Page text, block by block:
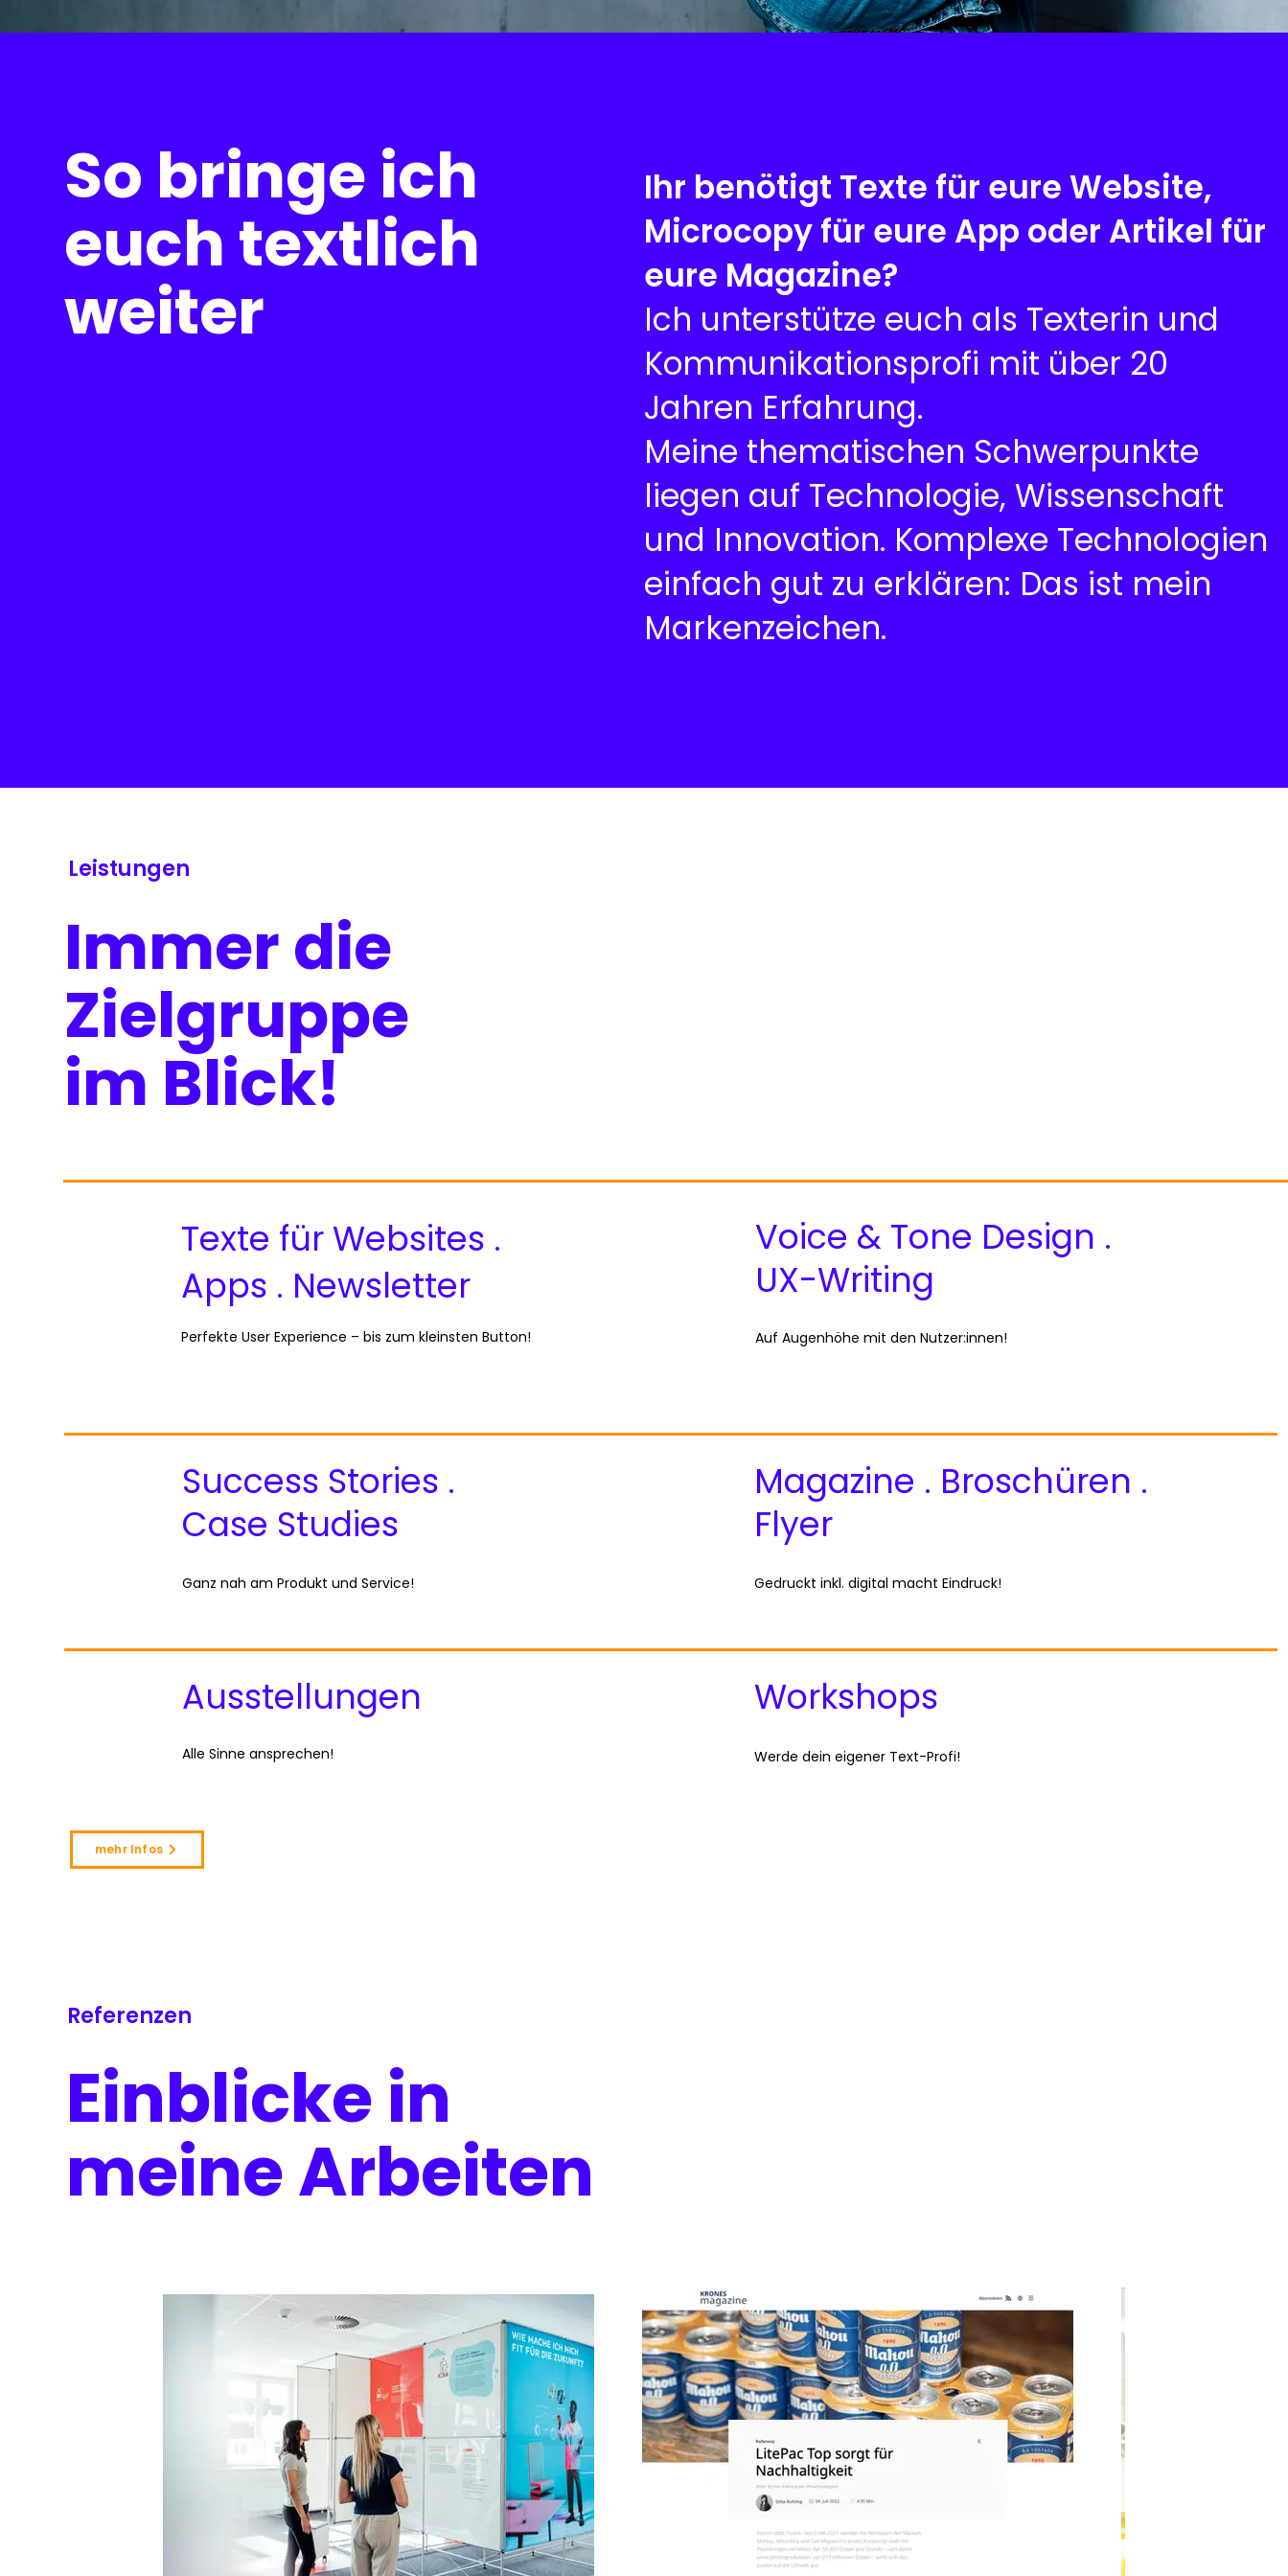
So bringe ich
euch textlich
weiter
Ihr benötigt Texte für eure Website,
Microcopy für eure App oder Artikel für
eure Magazine?
Ich unterstütze euch als Texterin und
Kommunikationsprofi mit über 20
Jahren Erfahrung.
Meine thematischen Schwerpunkte
liegen auf Technologie, Wissenschaft
und Innovation. Komplexe Technologien
einfach gut zu erklären: Das ist mein
Markenzeichen.
Leistungen
Immer die
Zielgruppe
im Blick!
Texte für Websites .
Apps . Newsletter
Perfekte User Experience – bis zum kleinsten Button!
Voice & Tone Design .
UX-Writing
Auf Augenhöhe mit den Nutzer:innen!
Success Stories .
Case Studies
Ganz nah am Produkt und Service!
Magazine . Broschüren .
Flyer
Gedruckt inkl. digital macht Eindruck!
Ausstellungen
Alle Sinne ansprechen!
mehr Infos
Workshops
Werde dein eigener Text-Profi!
Referenzen
Einblicke in
meine Arbeiten